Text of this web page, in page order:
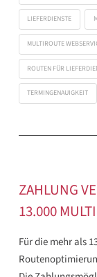
LIEFERDIENSTE
MULTIROUTE
ROUTEN FÜR
TERMINGENAUIGKEIT
ZAHLUNG
13.000
Für die mehr als